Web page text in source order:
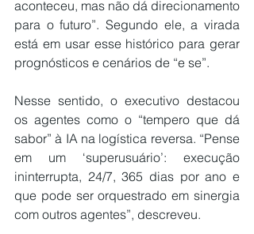
aconteceu, mas não dá direcionamento
para o futuro”. Segundo ele, a virada
está em usar esse histórico para gerar
prognósticos e cenários de “e se”.
Nesse sentido, o executivo destacou
os agentes como o “tempero que dá
sabor” à IA na logística reversa. “Pense
em um ‘superusuário’: execução
ininterrupta, 24/7, 365 dias por ano e
que pode ser orquestrado em sinergia
com outros agentes”, descreveu.